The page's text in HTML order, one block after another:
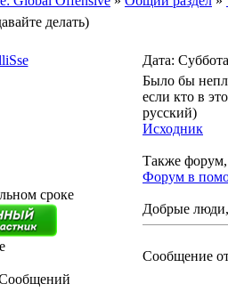
делать)
Дата:
сроке
Было бы
если кто в
русский)
Исходник
Также форум,
Форум в
Добрые
Сообщение